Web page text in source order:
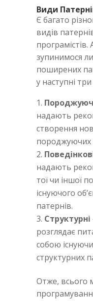
Види
Є багато
видів
програмістів.
зупинимося
поширених
у наступні три
надають
створення
породжуючих
надають
тої чи іншої
існуючого
патернів.
Структурні
розглядає
собою
структурних
Отже, всього